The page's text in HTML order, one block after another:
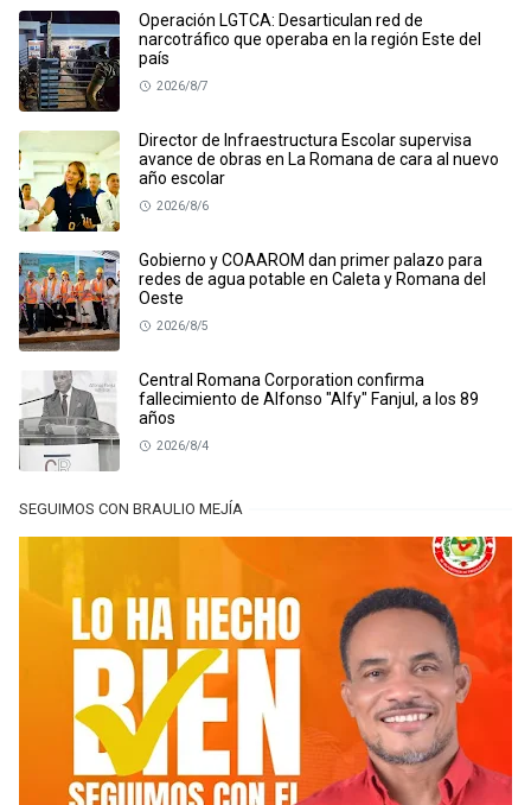
Operación LGTCA: Desarticulan red de
narcotráfico que operaba en la región Este del
país
2026/8/7
Director de Infraestructura Escolar supervisa
avance de obras en La Romana de cara al nuevo
año escolar
2026/8/6
Gobierno y COAAROM dan primer palazo para
redes de agua potable en Caleta y Romana del
Oeste
2026/8/5
Central Romana Corporation confirma
fallecimiento de Alfonso "Alfy" Fanjul, a los 89
años
2026/8/4
SEGUIMOS CON BRAULIO MEJÍA